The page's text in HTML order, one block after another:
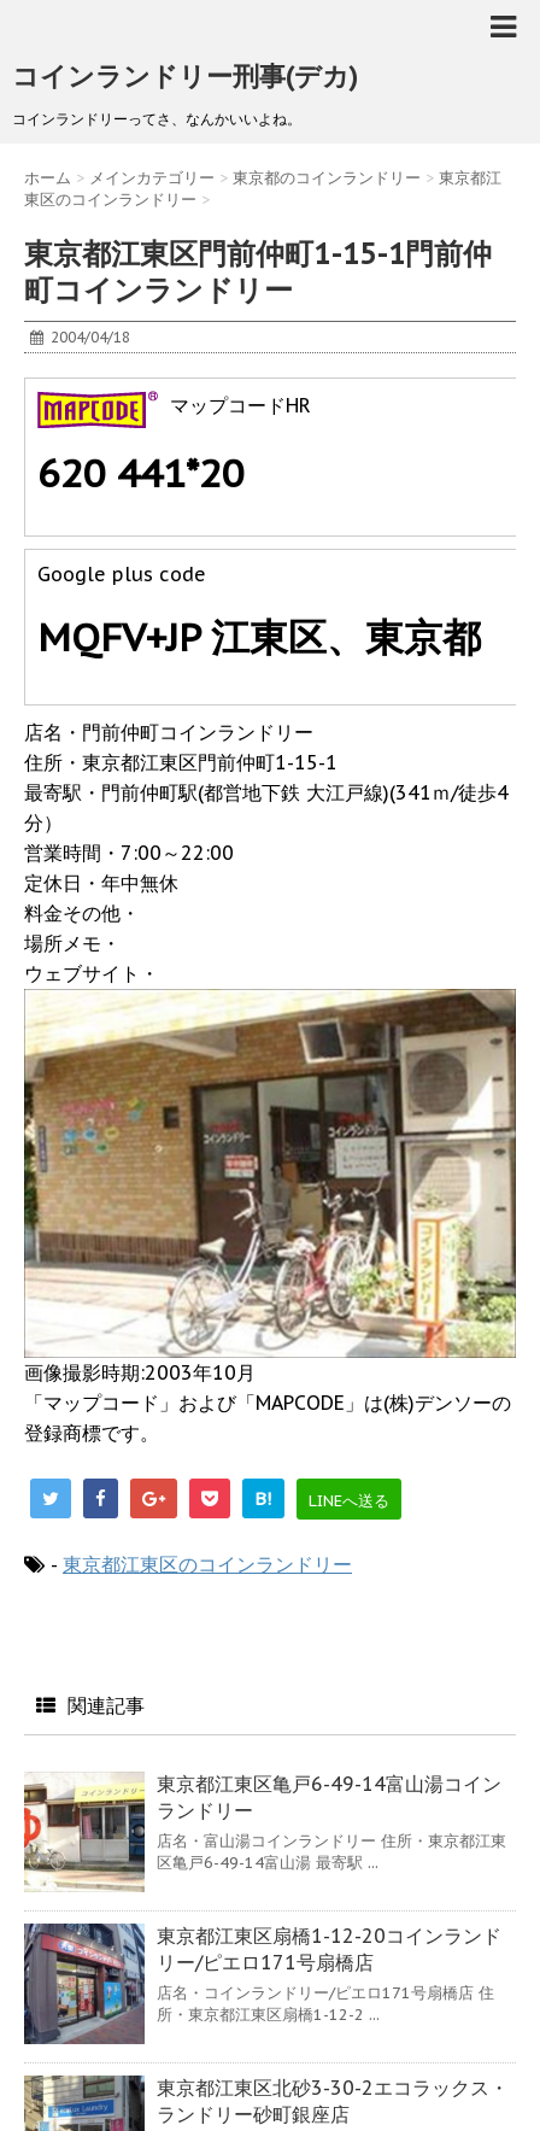
コインランドリー刑事(デカ)
コインランドリーってさ、なんかいいよね。
ホーム > メインカテゴリー > 東京都のコインランドリー > 東京都江
東区のコインランドリー >
東京都江東区門前仲町1-15-1門前仲
町コインランドリー
2004/04/18
マップコードHR
620 441*20
Google plus code
MQFV+JP 江東区、東京都
店名・門前仲町コインランドリー
住所・東京都江東区門前仲町1-15-1
最寄駅・門前仲町駅(都営地下鉄 大江戸線)(341ｍ/徒歩4
分）
営業時間・7:00～22:00
定休日・年中無休
料金その他・
場所メモ・
ウェブサイト・
画像撮影時期:2003年10月
「マップコード」および「MAPCODE」は(株)デンソーの
登録商標です。
B! LINEへ送る
- 東京都江東区のコインランドリー
関連記事
東京都江東区亀戸6-49-14富山湯コイン
ランドリー
店名・富山湯コインランドリー 住所・東京都江東
区亀戸6-49-14富山湯 最寄駅 ...
東京都江東区扇橋1-12-20コインランド
リー/ピエロ171号扇橋店
店名・コインランドリー/ピエロ171号扇橋店 住
所・東京都江東区扇橋1-12-2 ...
東京都江東区北砂3-30-2エコラックス・
ランドリー砂町銀座店